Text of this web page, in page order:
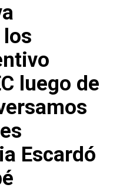
luego de
Escardó